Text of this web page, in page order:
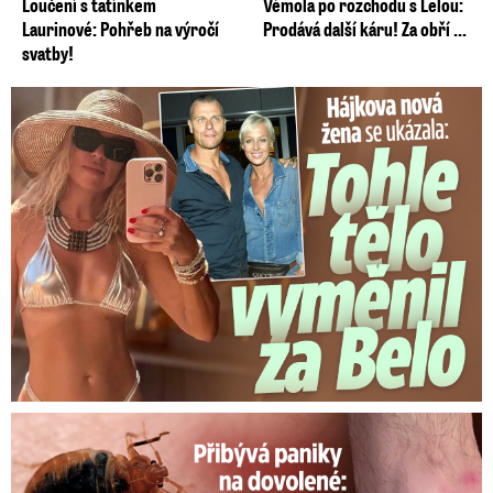
Laurinové: Pohřeb na výročí
svatby!
Prodává další káru! Za obří ...
Tohle tělo nahradilo Belo: Nová partnerka se ukázala...
Panika na dovolené: Vnuka Soni v hotelu poštípaly štěnice!